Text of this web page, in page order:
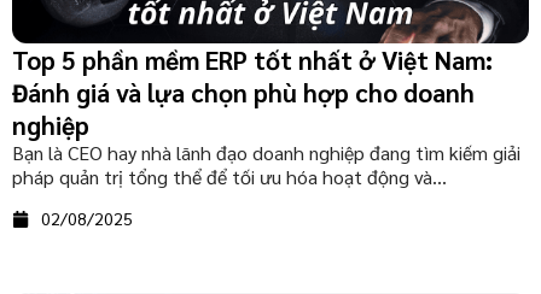
Top 5 phần mềm ERP tốt nhất ở Việt Nam:
Đánh giá và lựa chọn phù hợp cho doanh
nghiệp
Bạn là CEO hay nhà lãnh đạo doanh nghiệp đang tìm kiếm giải
pháp quản trị tổng thể để tối ưu hóa hoạt động và...
02/08/2025